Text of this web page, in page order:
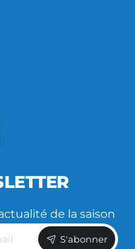
de la saison
S'abonner